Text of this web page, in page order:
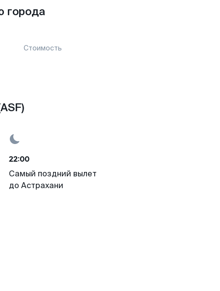
города
Стоимость
22:00
Самый поздний вылет
до Астрахани